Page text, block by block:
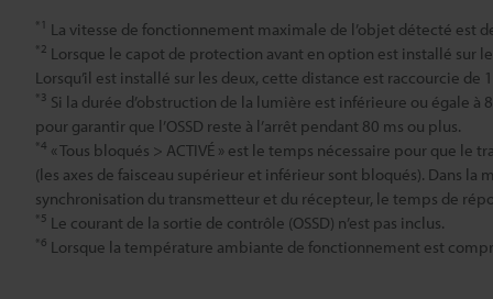
*1 La vitesse de fonctionnement maximale de l’objet détecté est
*2 Lorsque le capot de protection avant en option est installé sur
Lorsqu’il est installé sur les deux, cette distance est raccourcie de
*3 Si la durée d’obstruction de la lumière est inférieure ou égale à
pour garantir que l’OSSD reste à l’arrêt pendant 80 ms ou plus.
*4 « Tous bloqués > ACTIVÉ » est le temps nécessaire pour que
(les axes de faisceau supérieur et inférieur sont bloqués). Dans
synchronisation du transmetteur et du récepteur, le temps de
*5 Le courant de la sortie de contrôle (OSSD) n’est pas inclus.
*6 Lorsque la température ambiante de fonctionnement est